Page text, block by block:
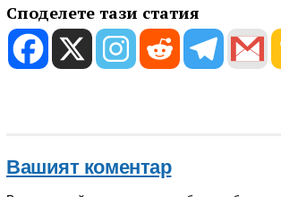
Споделете тази статия
Вашият коментар